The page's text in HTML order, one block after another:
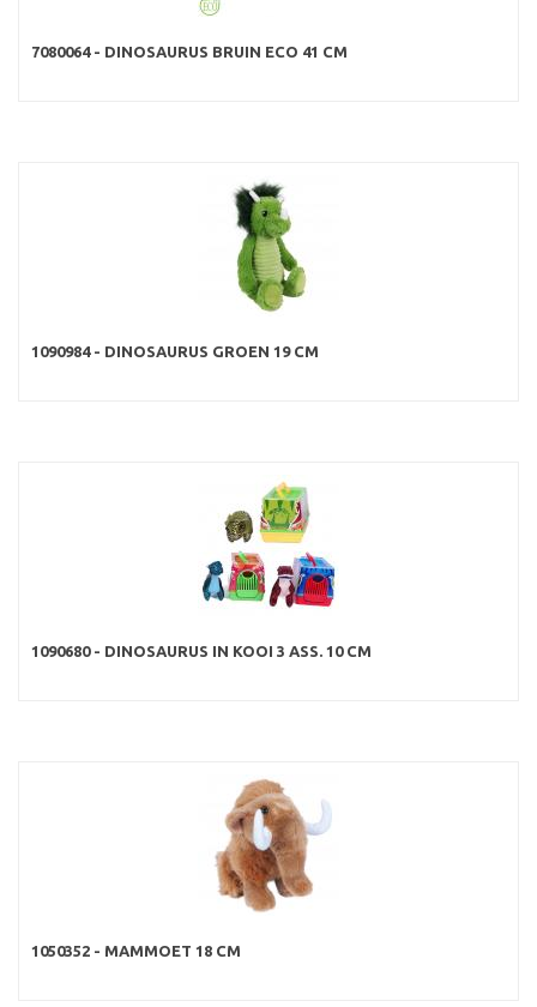
7080064 - DINOSAURUS BRUIN ECO 41 CM
1090984 - DINOSAURUS GROEN 19 CM
1090680 - DINOSAURUS IN KOOI 3 ASS. 10 CM
1050352 - MAMMOET 18 CM